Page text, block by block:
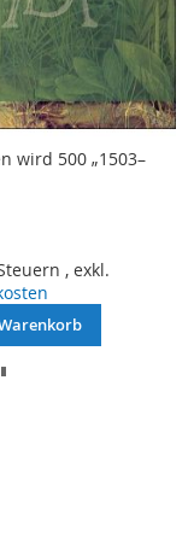
wird 500 „1503–
,exkl.